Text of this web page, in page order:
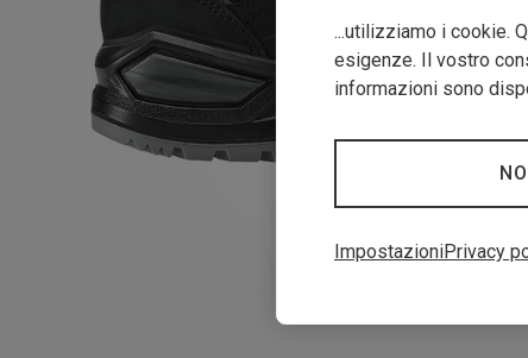
...utilizziamo i cookie.
esigenze. Il vostro
informazioni sono
ImpostazioniPrivacy